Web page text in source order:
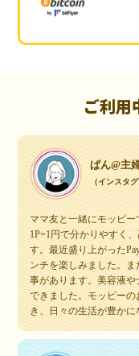
ご利用
ぱん@主
（インスタ
ママ友と一緒にモッピ
1P=1円で分かりやすく
す。最近盛り上がった
ンチを楽しみました。
事があります。美容液や
できました。モッピー
き、日々の生活が豊かに